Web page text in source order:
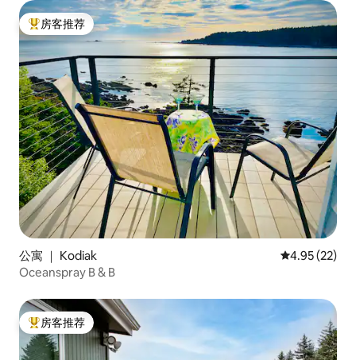
热门「房客推荐」
房客推荐
公寓 ｜ Kodiak 平均评分
4.95 (22)
Oceanspray B & B
热门「房客推荐」
房客推荐